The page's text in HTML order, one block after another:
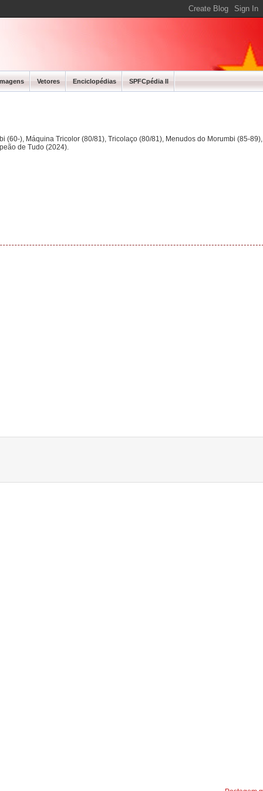
Vetores Enciclopédias SPFCpédia II
), Máquina Tricolor (80/81), Tricolaço (80/81), Menudos do Morumbi (85-
de Tudo (2024).